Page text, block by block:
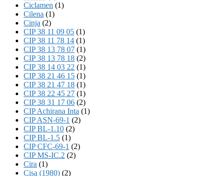
Ciclamen (1)
Cilena (1)
Cinja (2)
CIP 38 11 09 05 (1)
CIP 38 11 78 14 (1)
CIP 38 13 78 07 (1)
CIP 38 13 78 18 (2)
CIP 38 14 03 22 (1)
CIP 38 21 46 15 (1)
CIP 38 21 47 18 (1)
CIP 38 22 45 27 (1)
CIP 38 31 17 06 (2)
CIP Achirana Inta (1)
CIP ASN-69-1 (2)
CIP BL-1.10 (2)
CIP BL-1.5 (1)
CIP CFC-69-1 (2)
CIP MS-IC.2 (2)
Cira (1)
Cisa (1980) (2)